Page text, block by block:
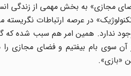
مجازی» به بخش مهمی از زندگی
در عرصه ارتباطات
ندارد. همین امر هم سبب شده که
آن سوی بام بیفتیم و فضای مجازی
«بازی».